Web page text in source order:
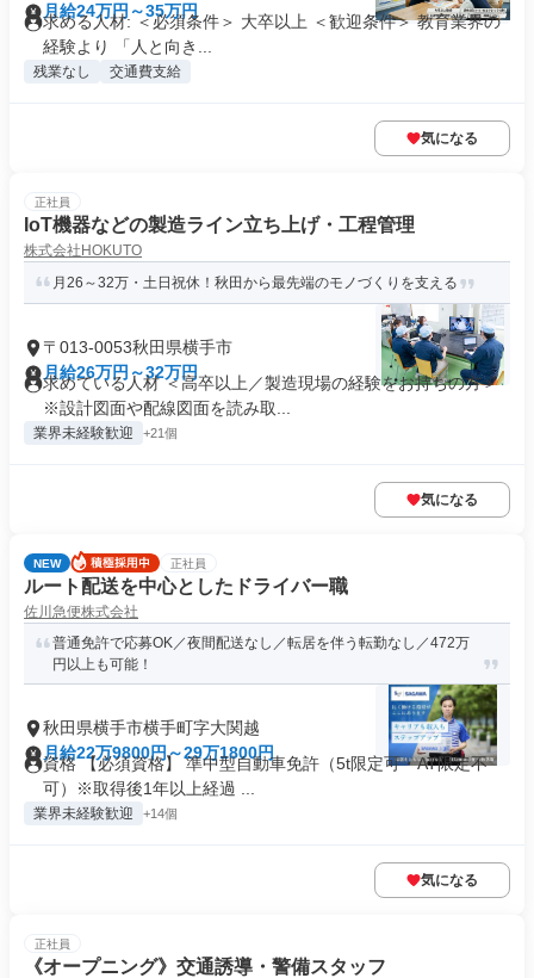
月給24万円～35万円
求める人材: ＜必須条件＞ 大卒以上 ＜歓迎条件＞ 教育業界の
経験より 「人と向き...
残業なし 交通費支給
気になる
正社員
IoT機器などの製造ライン立ち上げ・工程管理
株式会社HOKUTO
月26～32万・土日祝休！秋田から最先端のモノづくりを支える
〒013-0053秋田県横手市
月給26万円～32万円
求めている人材 ＜高卒以上／製造現場の経験をお持ちの方＞
※設計図面や配線図面を読み取...
業界未経験歓迎 +21個
気になる
NEW 正社員
ルート配送を中心としたドライバー職
佐川急便株式会社
普通免許で応募OK／夜間配送なし／転居を伴う転勤なし／472万
円以上も可能！
秋田県横手市横手町字大関越
月給22万9800円～29万1800円
資格 【必須資格】 準中型自動車免許（5t限定可・AT限定不
可）※取得後1年以上経過 ...
業界未経験歓迎 +14個
気になる
正社員
《オープニング》交通誘導・警備スタッフ